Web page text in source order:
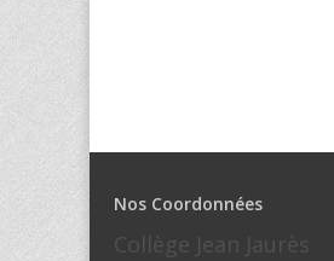
Nos Coordonnées
Collège Jean Jaurès